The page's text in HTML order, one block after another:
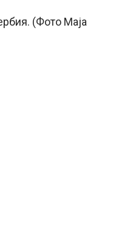
(Фото Maja